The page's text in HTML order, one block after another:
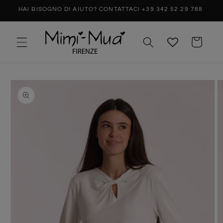
HAI BISOGNO DI AIUTO? CONTATTACI +39 342 52 29 788
Carrello